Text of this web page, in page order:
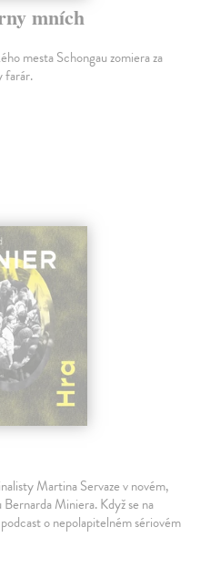
mních
mesta Schongau zomiera za
farár.
Martina Servaze v novém,
Miniera. Když se na
o nepolapitelném sériovém